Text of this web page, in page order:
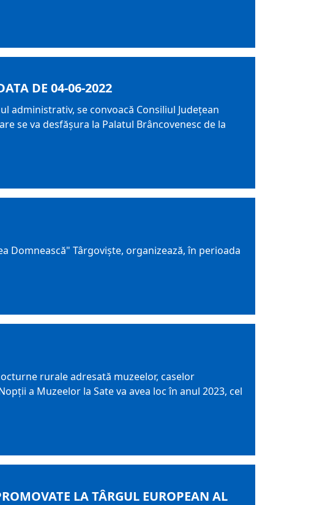
DE 04-06-2022
administrativ, se convoacă Consiliul Judeţean
se va desfăşura la Palatul Brâncovenesc de la
Domnească" Târgoviște, organizează, în perioada
rurale adresată muzeelor, caselor
a Muzeelor la Sate va avea loc în anul 2023, cel
LA TÂRGUL EUROPEAN AL